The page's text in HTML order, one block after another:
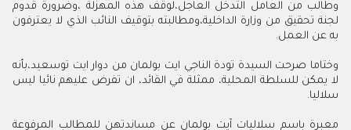
وطالب من العامل التدخل العاجل،لوقف هذه المهزلة ،وضرورة قدوم
لجنة تحقيق من وزارة الداخلية،ومطالبته بتوقيف النائب الذي لا يعترفون
به عن العمل.
وختاما صرحت السيدة تودة الناجي ايت بولمان من دوار ايت توسعيد،بأنه
لا يمكن للسلطة المحلية، ممثلة في القائد، ان تفرض عليهم نائيا ليس
سلاليا.
معبرة باسم سلاليات آيت بولمان عن مساندتهن للمطالب المرفوعة